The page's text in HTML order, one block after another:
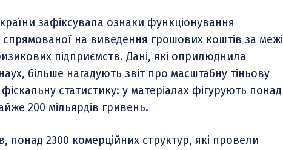
зафіксувала ознаки функціонування
спрямованої на виведення грошових коштів за межі
підприємств. Дані, які оприлюднила
більше нагадують звіт про масштабну тіньову
статистику: у матеріалах фігурують понад
200 мільярдів гривень.
понад 2300 комерційних структур, які провели